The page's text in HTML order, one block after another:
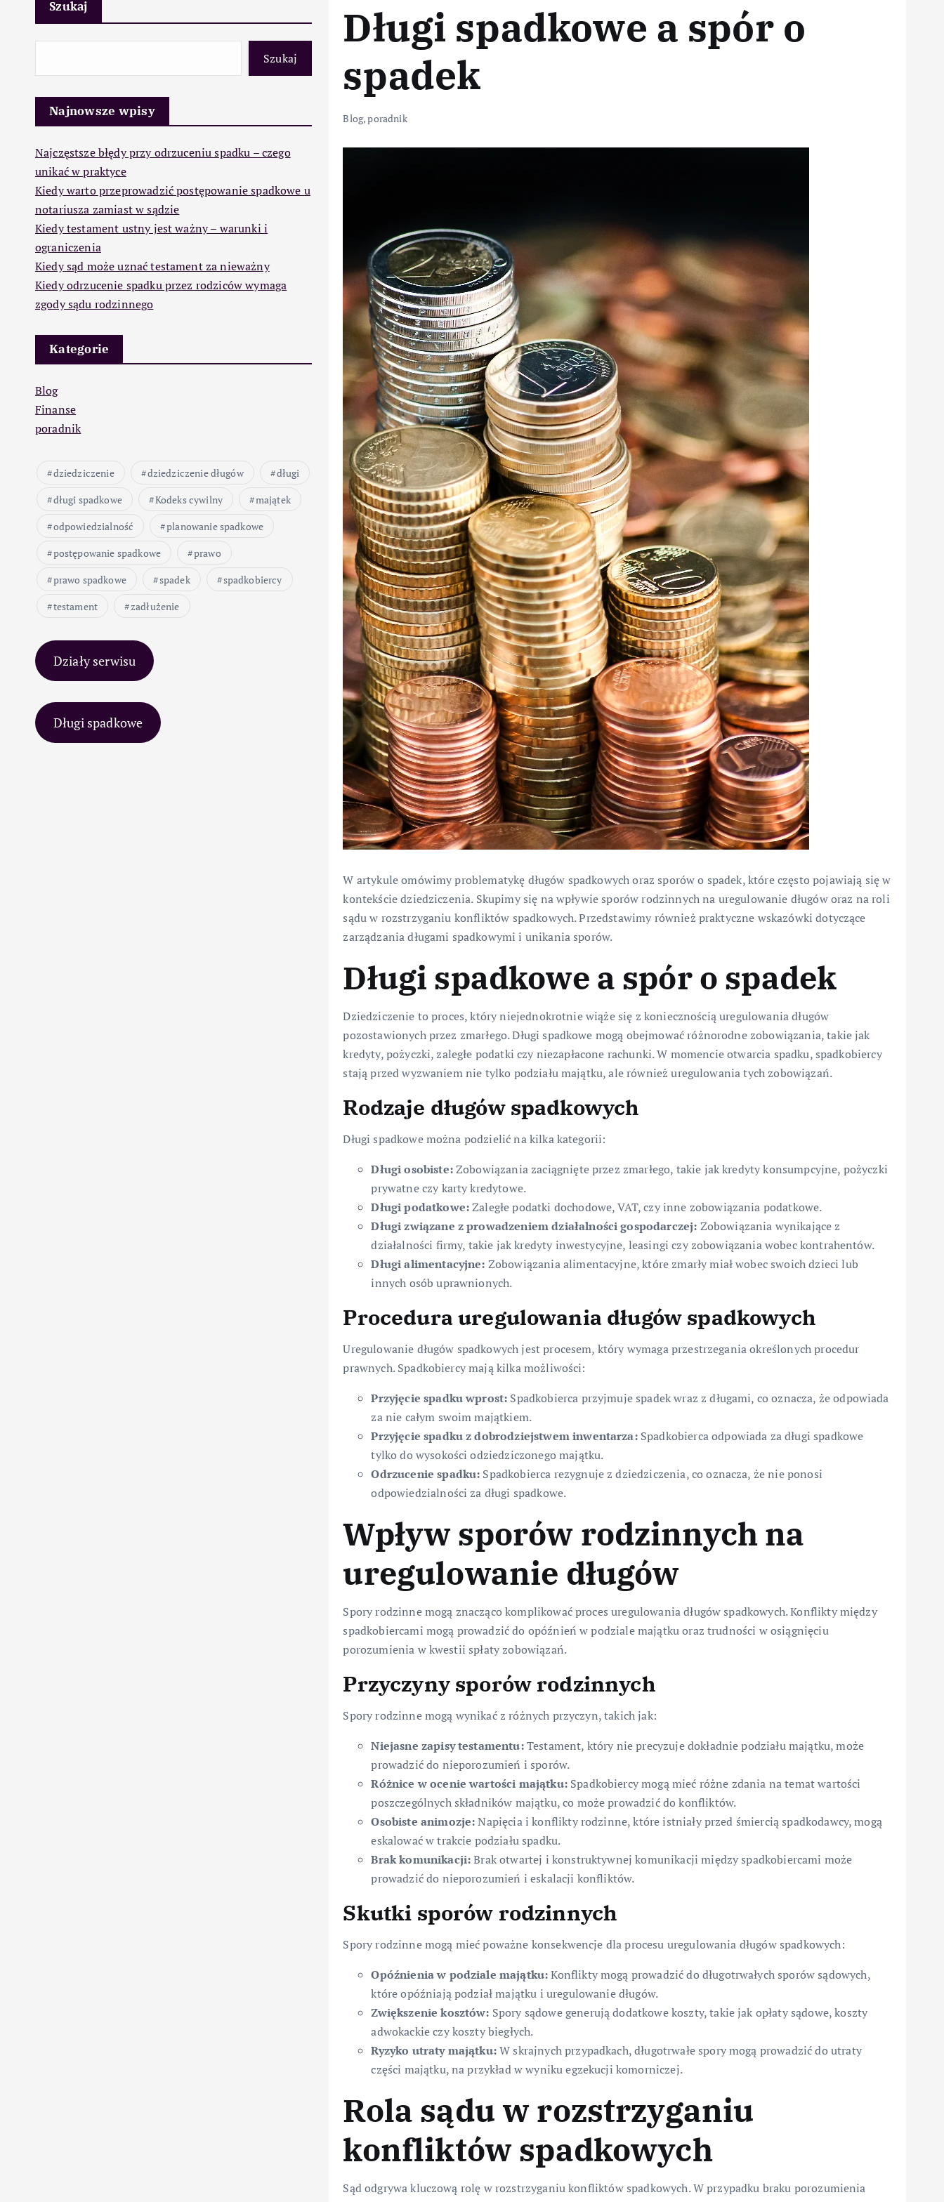
Szukaj
Szukaj
Najnowsze wpisy
Najczęstsze błędy przy odrzuceniu spadku – czego
unikać w praktyce
Kiedy warto przeprowadzić postępowanie spadkowe u
notariusza zamiast w sądzie
Kiedy testament ustny jest ważny – warunki i
ograniczenia
Kiedy sąd może uznać testament za nieważny
Kiedy odrzucenie spadku przez rodziców wymaga
zgody sądu rodzinnego
Kategorie
Blog
Finanse
poradnik
dziedziczenie dziedziczenie długów
długi
długi spadkowe
Kodeks cywilny
majątek
odpowiedzialność
planowanie spadkowe
postępowanie spadkowe
prawo
prawo spadkowe
spadek
spadkobiercy
testament
zadłużenie
Działy serwisu
Długi spadkowe
Długi spadkowe a spór o
spadek
Blog,poradnik
W artykule omówimy problematykę długów spadkowych oraz sporów o spadek, które często pojawiają się w
kontekście dziedziczenia. Skupimy się na wpływie sporów rodzinnych na uregulowanie długów oraz na roli
sądu w rozstrzyganiu konfliktów spadkowych. Przedstawimy również praktyczne wskazówki dotyczące
zarządzania długami spadkowymi i unikania sporów.
Długi spadkowe a spór o spadek
Dziedziczenie to proces, który niejednokrotnie wiąże się z koniecznością uregulowania długów
pozostawionych przez zmarłego. Długi spadkowe mogą obejmować różnorodne zobowiązania, takie jak
kredyty, pożyczki, zaległe podatki czy niezapłacone rachunki. W momencie otwarcia spadku, spadkobiercy
stają przed wyzwaniem nie tylko podziału majątku, ale również uregulowania tych zobowiązań.
Rodzaje długów spadkowych
Długi spadkowe można podzielić na kilka kategorii:
Długi osobiste:Zobowiązania zaciągnięte przez zmarłego, takie jak kredyty konsumpcyjne, pożyczki
prywatne czy karty kredytowe.
Długi podatkowe:Zaległe podatki dochodowe, VAT, czy inne zobowiązania podatkowe.
Długi związane z prowadzeniem działalności gospodarczej: Zobowiązania wynikające z
działalności firmy, takie jak kredyty inwestycyjne, leasingi czy zobowiązania wobec kontrahentów.
Długi alimentacyjne: Zobowiązania alimentacyjne, które zmarły miał wobec swoich dzieci lub
innych osób uprawnionych.
Procedura uregulowania długów spadkowych
Uregulowanie długów spadkowych jest procesem, który wymaga przestrzegania określonych procedur
prawnych. Spadkobiercy mają kilka możliwości:
Przyjęcie spadku wprost: Spadkobierca przyjmuje spadek wraz z długami, co oznacza, że odpowiada
za nie całym swoim majątkiem.
Przyjęcie spadku z dobrodziejstwem inwentarza:Spadkobierca odpowiada za długi spadkowe
tylko do wysokości odziedziczonego majątku.
Odrzucenie spadku: Spadkobierca rezygnuje z dziedziczenia, co oznacza, że nie ponosi
odpowiedzialności za długi spadkowe.
Wpływ sporów rodzinnych na
uregulowanie długów
Spory rodzinne mogą znacząco komplikować proces uregulowania długów spadkowych. Konflikty między
spadkobiercami mogą prowadzić do opóźnień w podziale majątku oraz trudności w osiągnięciu
porozumienia w kwestii spłaty zobowiązań.
Przyczyny sporów rodzinnych
Spory rodzinne mogą wynikać z różnych przyczyn, takich jak:
Niejasne zapisy testamentu:Testament, który nie precyzuje dokładnie podziału majątku, może
prowadzić do nieporozumień i sporów.
Różnice w ocenie wartości majątku:Spadkobiercy mogą mieć różne zdania na temat wartości
poszczególnych składników majątku, co może prowadzić do konfliktów.
Osobiste animozje:Napięcia i konflikty rodzinne, które istniały przed śmiercią spadkodawcy, mogą
eskalować w trakcie podziału spadku.
Brak komunikacji:Brak otwartej i konstruktywnej komunikacji między spadkobiercami może
prowadzić do nieporozumień i eskalacji konfliktów.
Skutki sporów rodzinnych
Spory rodzinne mogą mieć poważne konsekwencje dla procesu uregulowania długów spadkowych:
Opóźnienia w podziale majątku:Konflikty mogą prowadzić do długotrwałych sporów sądowych,
które opóźniają podział majątku i uregulowanie długów.
Zwiększenie kosztów: Spory sądowe generują dodatkowe koszty, takie jak opłaty sądowe, koszty
adwokackie czy koszty biegłych.
Ryzyko utraty majątku:W skrajnych przypadkach, długotrwałe spory mogą prowadzić do utraty
części majątku, na przykład w wyniku egzekucji komorniczej.
Rola sądu w rozstrzyganiu
konfliktów spadkowych
Sąd odgrywa kluczową rolę w rozstrzyganiu konfliktów spadkowych. W przypadku braku porozumienia